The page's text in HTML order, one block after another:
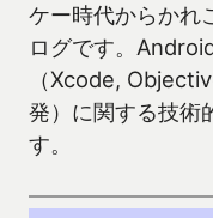
ケー時代からかれ
ログです。
（Xcode,
発）に関する技術
す。